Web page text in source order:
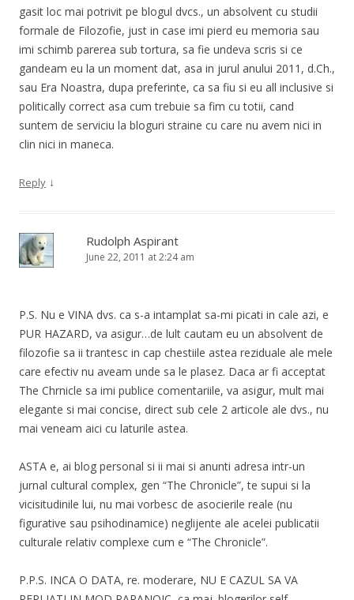
gasit loc mai potrivit pe blogul dvcs., un absolvent cu studii
formale de Filozofie, just in case imi pierd eu memoria sau
imi schimb parerea sub tortura, sa fie undeva scris si ce
gandeam eu la un moment dat, asa in jurul anului 2011, d.Ch.,
sau Era Noastra, dupa preferinte, ca sa fiu si eu all inclusive si
politically correct asa cum trebuie sa fim cu totii, cand
suntem de serviciu la bloguri straine cu care nu avem nici in
clin nici in maneca.
Reply ↓
Rudolph Aspirant
June 22, 2011 at 2:24 am
P.S. Nu e VINA dvs. ca s-a intamplat sa-mi picati in cale azi, e
PUR HAZARD, va asigur…de lult cautam eu un absolvent de
filozofie sa ii trantesc in cap chestiile astea reziduale ale mele
care efectiv nu aveam unde sa le plasez. Daca ar fi acceptat
The Chrnicle sa imi publice comentariile, va asigur, mult mai
elegante si mai concise, direct sub cele 2 articole ale dvs., nu
mai veneam aici cu laturile astea.
ASTA e, ai blog personal si ii mai si anunti adresa intr-un
jurnal cultural complex, gen “The Chronicle”, te supui si la
vicisitudinile lui, nu mai vorbesc de asocierile reale (nu
figurative sau psihodinamice) neglijente ale acelei publicatii
culturale relativ complexe cum e “The Chronicle”.
P.P.S. INCA O DATA, re. moderare, NU E CAZUL SA VA